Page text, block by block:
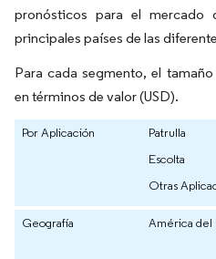
pronósticos para el mercado
principales países de las
Para cada segmento, el
en términos de valor (USD).
Por Aplicación
Patrulla
Escolta
Otras
Geografía América del